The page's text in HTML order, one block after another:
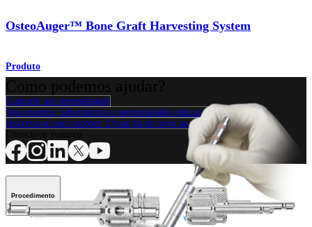
OsteoAuger™ Bone Graft Harvesting System
Produto
Contacte um representante
Veja eventos, laboratórios e oportunidades educacionais
Inscreva-se para receber: O que há de novo na Arthrex?
Procedimento